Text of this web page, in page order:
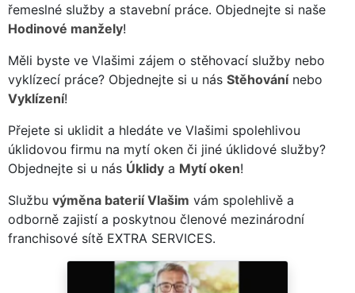
řemeslné služby a stavební práce. Objednejte si naše
Hodinové manžely!
Měli byste ve Vlašimi zájem o stěhovací služby nebo
vyklízecí práce? Objednejte si u nás Stěhovánínebo
Vyklízení!
Přejete si uklidit a hledáte ve Vlašimi spolehlivou
úklidovou firmu na mytí oken či jiné úklidové služby?
Objednejte si u nás Úklidy a Mytí oken!
Službu výměna baterií Vlašim vám spolehlivě a
odborně zajistí a poskytnou členové mezinárodní
franchisové sítě EXTRA SERVICES.